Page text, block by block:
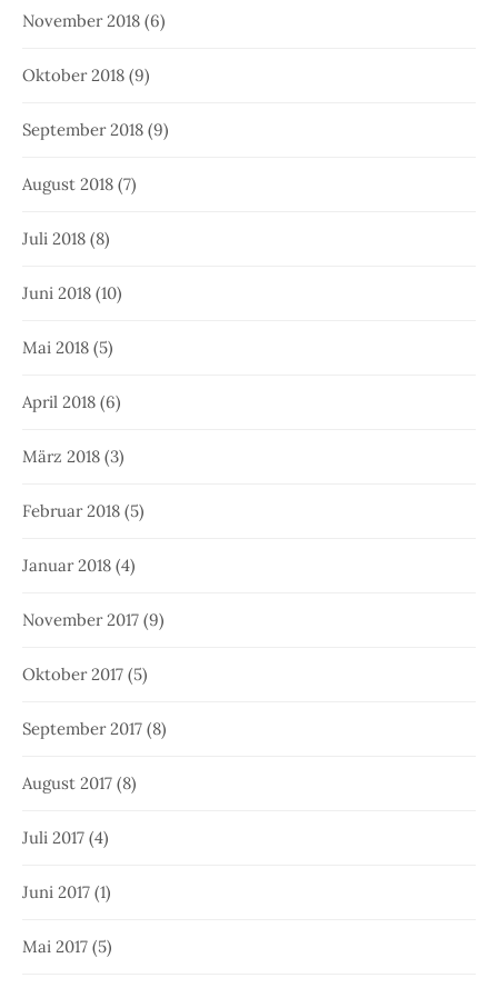
November 2018 (6)
Oktober 2018 (9)
September 2018 (9)
August 2018 (7)
Juli 2018 (8)
Juni 2018 (10)
Mai 2018 (5)
April 2018 (6)
März 2018 (3)
Februar 2018 (5)
Januar 2018 (4)
November 2017 (9)
Oktober 2017 (5)
September 2017 (8)
August 2017 (8)
Juli 2017 (4)
Juni 2017 (1)
Mai 2017 (5)